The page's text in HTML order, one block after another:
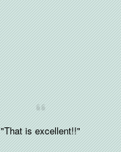
"That is excellent!!"